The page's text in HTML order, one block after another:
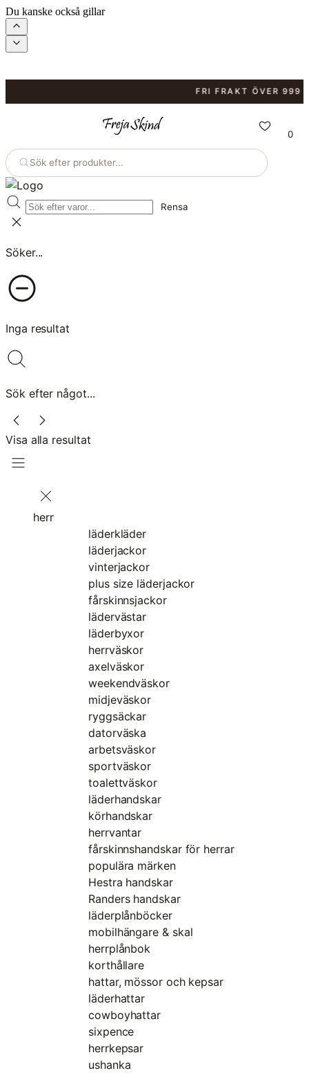
Du kanske också gillar
FRI FRAKT ÖVER 999 KR.
Sök efter produkter...
Rensa
Söker...
Inga resultat
Sök efter något...
Visa alla resultat
0
herr
läderkläder
läderjackor
vinterjackor
plus size läderjackor
fårskinnsjackor
lädervästar
läderbyxor
herrväskor
axelväskor
weekendväskor
midjeväskor
ryggsäckar
datorväska
arbetsväskor
sportväskor
toalettväskor
läderhandskar
körhandskar
herrvantar
fårskinnshandskar för herrar
populära märken
Hestra handskar
Randers handskar
läderplånböcker
mobilhängare & skal
herrplånbok
korthållare
hattar, mössor och kepsar
läderhattar
cowboyhattar
sixpence
herrkepsar
ushanka